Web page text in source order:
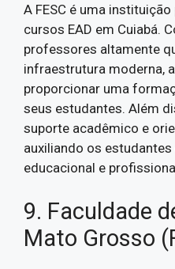
A FESC é uma
cursos EAD em Cuiabá.
professores altamente
infraestrutura moderna,
proporcionar uma
seus estudantes. Além
suporte acadêmico e
auxiliando os
educacional e
9. Faculdade
Mato Grosso